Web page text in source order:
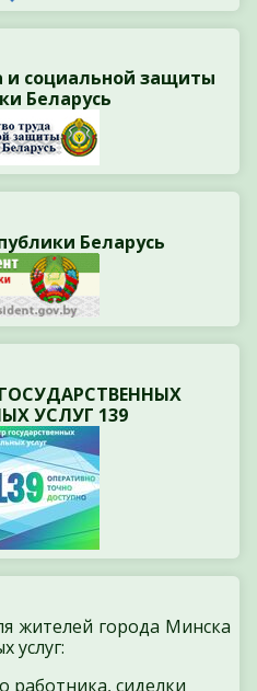
и социальной защиты
Беларусь
Беларусь
УСЛУГ 139
жителей города Минска
услуг:
работника, сиделки